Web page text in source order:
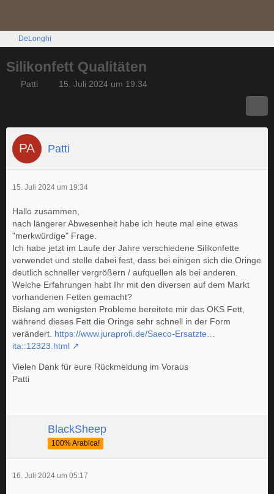
DeLonghi
Silikonfett Qualitäten
Patti 15. Juli 2024 um 19:34
Patti
15. Juli 2024 um 19:34
Hallo zusammen,
nach längerer Abwesenheit habe ich heute mal eine etwas
"merkwürdige" Frage.
Ich habe jetzt im Laufe der Jahre verschiedene Silikonfette
verwendet und stelle dabei fest, dass bei einigen sich die Oringe
deutlich schneller vergrößern / aufquellen als bei anderen.
Welche Erfahrungen habt Ihr mit den diversen auf dem Markt
vorhandenen Fetten gemacht?
Bislang am wenigsten Probleme bereitete mir das OKS Fett,
während dieses Fett die Oringe sehr schnell in der Form
verändert. https://www.juraprofi.de/Saeco-Ersatzte…
ita::12323.html
Vielen Dank für eure Rückmeldung im Voraus
Patti
BlackSheep
100% Arabica!
16. Juli 2024 um 05:17